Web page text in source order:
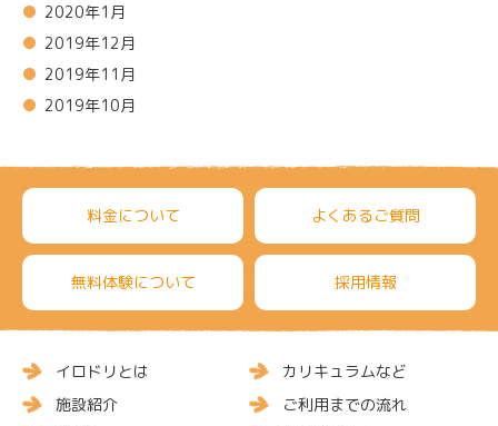
2020年1月
2019年12月
2019年11月
2019年10月
料金について よくあるご質問
無料体験について 採用情報
イロドリとは
カリキュラムなど
施設紹介
ご利用までの流れ